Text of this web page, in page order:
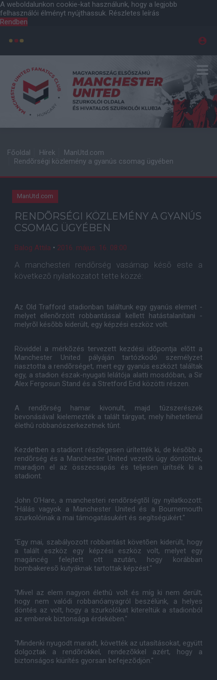
A weboldalunkon cookie-kat használunk, hogy a legjobb
felhasználói élményt nyújthassuk. Részletes leírás
Rendben
Főoldal Hírek
ManUtd.com
Rendõrségi közlemény a gyanús csomag ügyében
ManUtd.com
RENDÕRSÉGI KÖZLEMÉNY A GYANÚS
CSOMAG ÜGYÉBEN
Balog Attila • 2016. május. 16. 08:00
A manchesteri rendõrség vasárnap késõ este a
következõ nyilatkozatot tette közzé:
Az Old Trafford stadionban találtunk egy gyanús elemet -
melyet ellenõrzött robbantással kellett hatástalanítani -
melyrõl késõbb kiderült, egy képzési eszköz volt.
Röviddel a mérkõzés tervezett kezdési idõpontja elõtt a
Manchester United pályáján tartózkodó személyzet
riasztotta a rendõrséget, mert egy gyanús eszközt találtak
egy, a stadion észak-nyugati lelátója alatti mosdóban, a Sir
Alex Fergosun Stand és a Stretford End közötti részen.
A rendõrség hamar kivonult, majd tûzszerészek
bevonásával kielemezték a talált tárgyat, mely hihetetlenül
élethû robbanószerkezetnek tûnt.
Kezdetben a stadiont részlegesen ürítették ki, de késõbb a
rendõrség és a Manchester United vezetõi úgy döntöttek,
maradjon el az összecsapás és teljesen ürítsék ki a
stadiont.
John O'Hare, a manchesteri rendõrségtõl így nyilatkozott:
"Hálás vagyok a Manchester United és a Bournemouth
szurkolóinak a mai támogatásukért és segítségükért."
"Egy mai, szabályozott robbantást követõen kiderült, hogy
a talált eszköz egy képzési eszköz volt, melyet egy
magáncég felejtett ott azután, hogy korábban
bombakeresõ kutyáknak tartottak képzést."
"Mivel az elem nagyon élethû volt és míg ki nem derült,
hogy nem valódi robbanóanyagról beszélünk, a helyes
döntés az volt, hogy a szurkolókat kitereltük a stadionból
az emberek biztonsága érdekében."
"Mindenki nyugodt maradt, követték az utasításokat, együtt
dolgoztak a rendõrökkel, rendezõkkel azért, hogy a
biztonságos kiürítés gyorsan befejezõdjön."